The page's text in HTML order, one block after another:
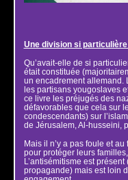
Une division si particulière
Qu’avait-elle de si
était constituée
un encadrement allemand.
les partisans yougoslaves
ce livre les préjugés des
défavorables que cela sur
condescendants) sur
de Jérusalem, Al-husseini,
Mais il n’y a pas foule et
pour protéger leurs
L’antisémitisme est
propagande) mais est loin